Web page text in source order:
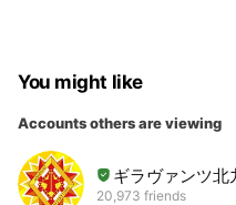
You might like
Accounts others are viewing
ギラヴァンツ北
20,973 friends